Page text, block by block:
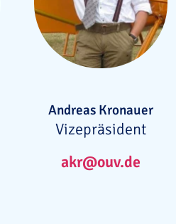
Andreas Kronauer
Vizepräsident
akr@ouv.de